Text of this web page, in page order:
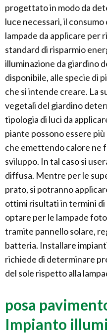
progettato in modo da
luce necessari, il
lampade da applicare per
standard di risparmio
illuminazione da giardino
disponibile, alle specie di
che si intende creare. La
vegetali del giardino
tipologia di luci da
piante possono essere
che emettendo calore ne
sviluppo. In tal caso si
diffusa. Mentre per le
prato, si potranno
ottimi risultati in termini
optare per le lampade
tramite pannello solare,
batteria. Installare
richiede di determinare
del sole rispetto alla
posa
Impianto